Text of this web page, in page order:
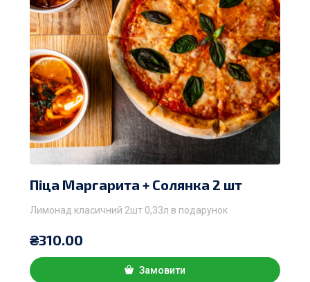
Піца Маргарита + Солянка 2 шт
Лимонад класичний 2шт 0,33л в подарунок
₴310.00
Замовити